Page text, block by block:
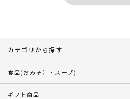
カテゴリから探す
食品(おみそ汁・スープ)
ギフト商品